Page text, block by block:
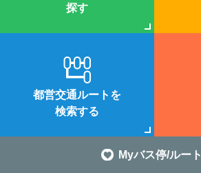
探す
都営交通ルートを
検索する
Myバス停/ルート